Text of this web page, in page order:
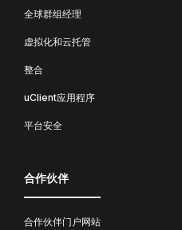
全球群组经理
虚拟化和云托管
整合
uClient应用程序
平台安全
合作伙伴
合作伙伴门户网站